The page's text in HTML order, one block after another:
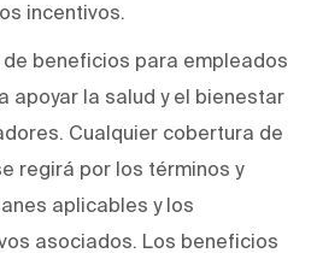
incentivos.
beneficios para empleados
apoyar la salud y el bienestar
Cualquier cobertura de
regirá por los términos y
aplicables y los
asociados. Los beneficios